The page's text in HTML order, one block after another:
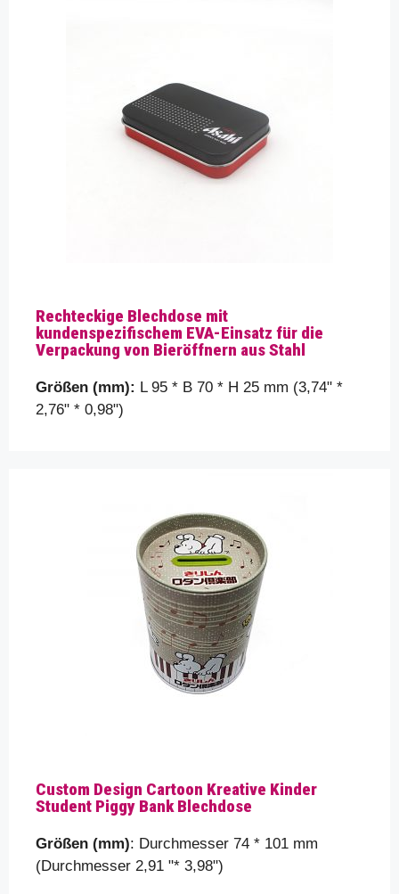
Rechteckige Blechdose mit
kundenspezifischem EVA-Einsatz für die
Verpackung von Bieröffnern aus Stahl
Größen (mm): L 95 * B 70 * H 25 mm (3,74" *
2,76" * 0,98")
Custom Design Cartoon Kreative Kinder
Student Piggy Bank Blechdose
Größen (mm): Durchmesser 74 * 101 mm
(Durchmesser 2,91 "* 3,98")
Bitte beweisen Sie, dass Sie ein Mensch sind